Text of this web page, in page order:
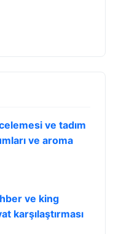
ve tadım
ve aroma
ve king
karşılaştırması